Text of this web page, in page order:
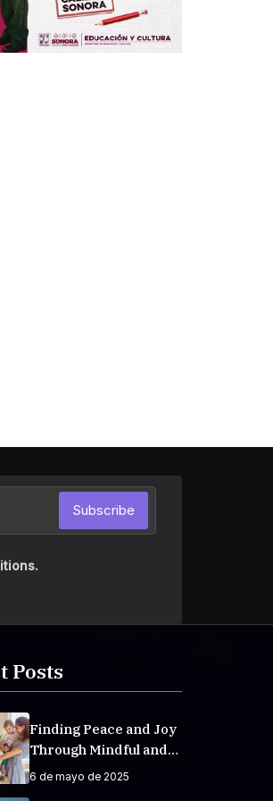
Subscribe
Posts
Finding Peace and Joy
Through Mindful and
Empathetic Practices
6 de mayo de 2025